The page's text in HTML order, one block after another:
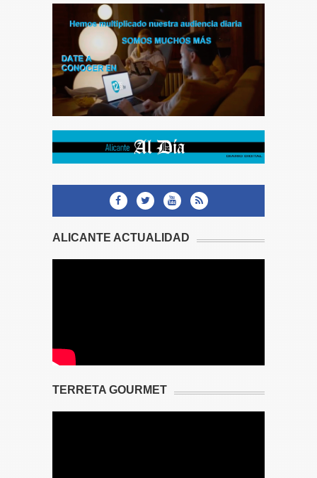
ALICANTE ACTUALIDAD
TERRETA GOURMET